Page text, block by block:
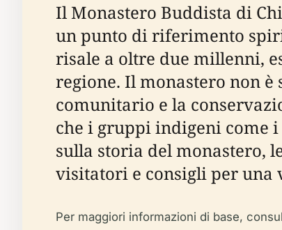
Il Monastero Buddista di
un punto di riferimento
risale a oltre due millenni,
regione. Il monastero non
comunitario e la
che i gruppi indigeni come
sulla storia del monastero,
visitatori e consigli per una
Per maggiori informazioni di base,